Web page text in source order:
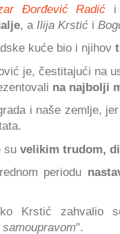
Đorđević Radić i
, a Ilija Krstić i
kuće bio i njihov
je, čestitajući na
na najbolji
i naše zemlje,
su velikim trudom,
periodu
Krstić zahvalio
".